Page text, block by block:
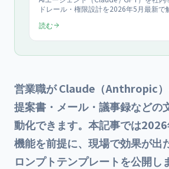
ドレール・権限設計を2026年5月最新で
ューマン・イン・ザ・ループ、監査ログ
読む
営業職が Claude（Anthropic）
提案書・メール・議事録などの
動化できます。本記事では
機能を前提に、現場で効果が出
ロンプトテンプレートを公開し